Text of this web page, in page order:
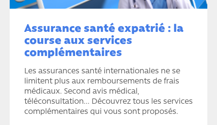
Assurance santé expatrié : la
course aux services
complémentaires
Les assurances santé internationales ne se
limitent plus aux remboursements de frais
médicaux. Second avis médical,
téléconsultation... Découvrez tous les services
complémentaires qui vous sont proposés.